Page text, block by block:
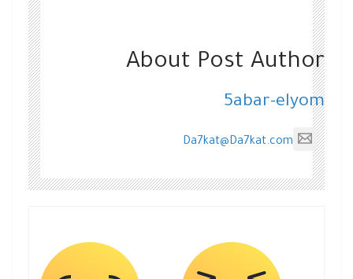
About Post Author
5abar-elyom
Da7kat@Da7kat.com